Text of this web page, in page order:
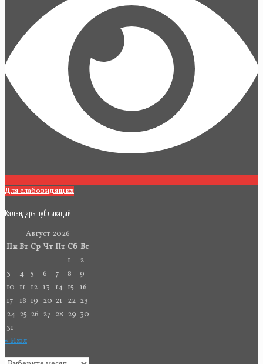
Для слабовидящих
Календарь публикаций
Август 2026
Пн Вт Ср Чт Пт Сб Вс
1
2
3
4 5 6 7 8
9
10 11 12 13 14 15
16
17
18 19 20 21 22 23
24 25 26 27 28 29 30
31
« Июл